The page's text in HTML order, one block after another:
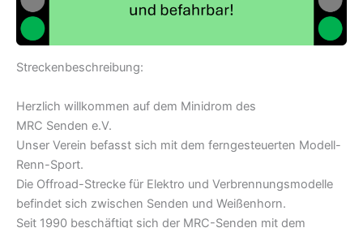
Streckenbeschreibung:
Herzlich willkommen auf dem Minidrom des
MRC Senden e.V.
Unser Verein befasst sich mit dem ferngesteuerten Modell-
Renn-Sport.
Die Offroad-Strecke für Elektro und Verbrennungsmodelle
befindet sich zwischen Senden und Weißenhorn.
Seit 1990 beschäftigt sich der MRC-Senden mit dem